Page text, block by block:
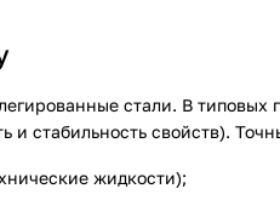
стали. В
стабильность свойств).
жидкости);